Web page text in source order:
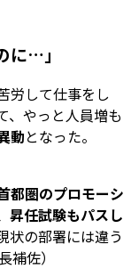
に…」
労して仕事をし
、やっと人員増も
動となった。
都圏のプロモーシ
昇任試験もパスし
状の部署には違う
佐）